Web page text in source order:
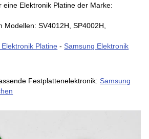
eine Elektronik Platine der Marke:
Modellen: SV4012H, SP4002H,
Platine -Samsung Elektronik
Festplattenelektronik:Samsung